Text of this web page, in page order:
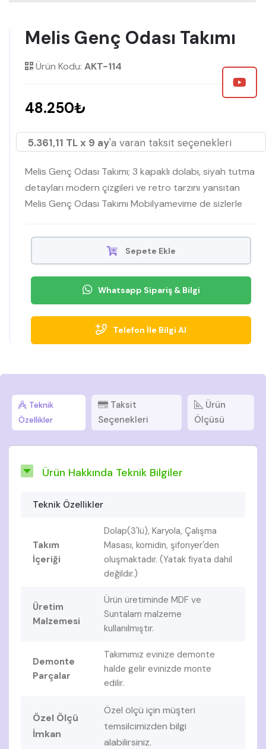
Melis Genç Odası Takımı
Ürün Kodu: AKT-114
48.250₺
5.361,11 TL x 9 ay'a varan taksit seçenekleri
Melis Genç Odası Takımı; 3 kapaklı dolabı, siyah tutma
detayları modern çizgileri ve retro tarzını yansıtan
Melis Genç Odası Takımı Mobilyamevime de sizlerle
Sepete Ekle
Whatsapp Sipariş & Bilgi
Telefon İle Bilgi Al
Teknik
Özellikler
Taksit
Seçenekleri
Ürün
Ölçüsü
Ürün Hakkında Teknik Bilgiler
Teknik Özellikler
Takım
İçeriği
Dolap(3'lü), Karyola, Çalışma
Masası, komidin, şifonyer'den
oluşmaktadır. (Yatak fiyata dahil
değildir.)
Üretim
Malzemesi
Ürün üretiminde MDF ve
Suntalam malzeme
kullanılmıştır.
Demonte
Parçalar
Takımımız evinize demonte
halde gelir evinizde monte
edilir.
Özel Ölçü
İmkan
Özel ölçü için müşteri
temsilcimizden bilgi
alabilirsiniz.